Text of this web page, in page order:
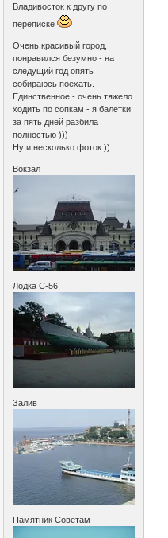
Владивосток к другу по
переписке
Очень красивый город,
понравился безумно - на
следущий год опять
собираюсь поехать.
Единственное - очень тяжело
ходить по сопкам - я балетки
за пять дней разбила
полностью )))
Ну и несколько фоток ))
Вокзал
Лодка С-56
Залив
Памятник Советам